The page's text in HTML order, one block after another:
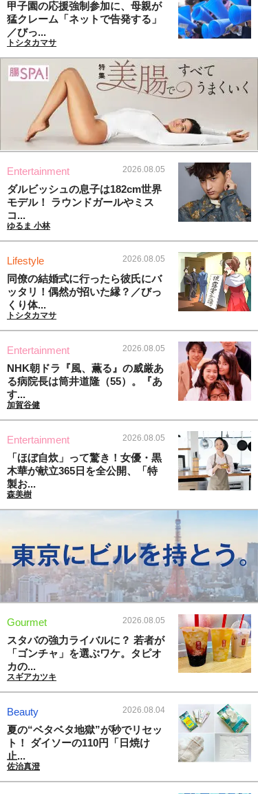
甲子園の応援強制参加に、母親が
猛クレーム「ネットで告発する」
／びっ...
トシタカマサ
Entertainment 2026.08.05
ダルビッシュの息子は182cm世界
モデル！ ラウンドガールやミス
コ...
ゆるま 小林
Lifestyle 2026.08.05
同僚の結婚式に行ったら彼氏にバ
ッタリ！偶然が招いた縁？／びっ
くり体...
トシタカマサ
Entertainment 2026.08.05
NHK朝ドラ『風、薫る』の威厳あ
る病院長は筒井道隆（55）。『あ
す...
加賀谷健
Entertainment 2026.08.05
「ほぼ自炊」って驚き！女優・黒
木華が献立365日を全公開、「特
製お...
森美樹
Gourmet 2026.08.05
スタバの強力ライバルに？ 若者が
「ゴンチャ」を選ぶワケ。タピオ
カの...
スギアカツキ
Beauty 2026.08.04
夏の“ベタベタ地獄”が秒でリセッ
ト！ ダイソーの110円「日焼け
止...
佐治真澄